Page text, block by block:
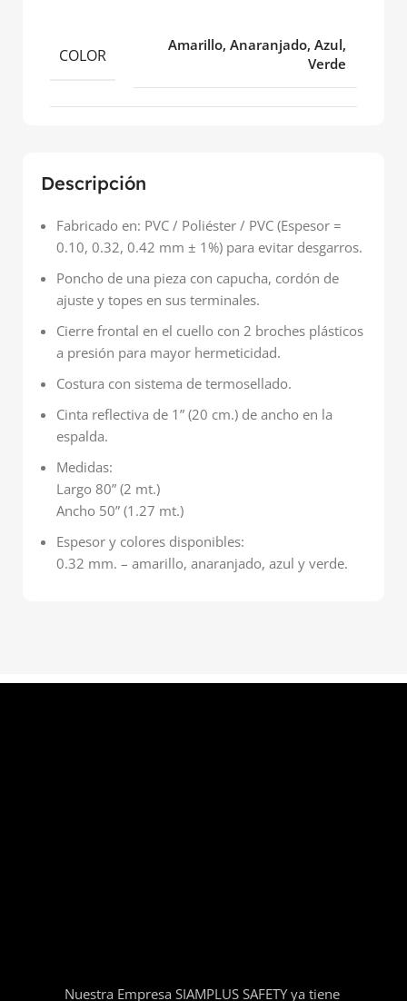
Descripción
Fabricado en: PVC / Poliéster / PVC (Espesor =
0.10, 0.32, 0.42 mm ± 1%) para evitar desgarros.
Poncho de una pieza con capucha, cordón de
ajuste y topes en sus terminales.
Cierre frontal en el cuello con 2 broches plásticos
a presión para mayor hermeticidad.
Costura con sistema de termosellado.
Cinta reflectiva de 1” (20 cm.) de ancho en la
espalda.
Medidas:
Largo 80” (2 mt.)
Ancho 50” (1.27 mt.)
Espesor y colores disponibles:
0.32 mm. – amarillo, anaranjado, azul y verde.
COLOR
Amarillo, Anaranjado, Azul,
Verde
Nuestra Empresa SIAMPLUS SAFETY ya tiene